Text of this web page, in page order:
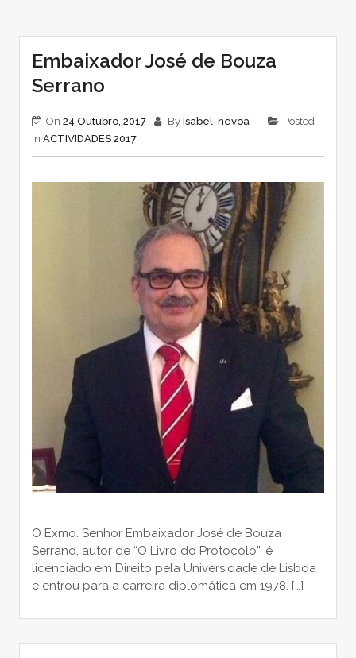
Embaixador José de Bouza
Serrano
On 24 Outubro, 2017 By isabel-nevoa
Posted
in ACTIVIDADES 2017
O Exmo. Senhor Embaixador José de Bouza
Serrano, autor de “O Livro do Protocolo”, é
licenciado em Direito pela Universidade de Lisboa
e entrou para a carreira diplomática em 1978. […]